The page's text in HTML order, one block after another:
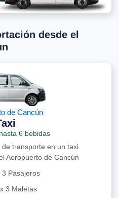
desde el
de Cancún
6 bebidas
transporte en un taxi
Aeropuerto de Cancún
3 Pasajeros
3 Maletas